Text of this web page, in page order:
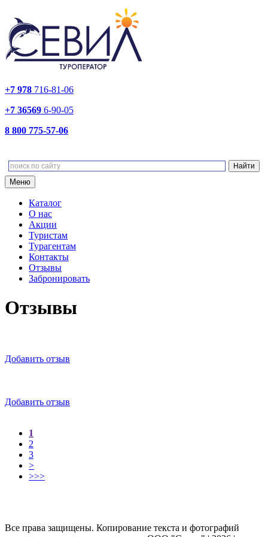
+7 978 716-81-06
+7 36569 6-90-05
8 800 775-57-06
Меню
Каталог
О нас
Акции
Туристам
Турагентам
Контакты
Отзывы
Забронировать
Отзывы
Добавить отзыв
Добавить отзыв
1
2
3
>
>>>
Все права защищены. Копирование текста и фотографий